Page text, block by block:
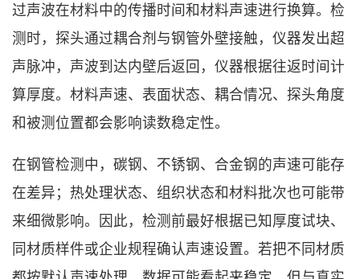
过声波在材料中的传播时间和材料声速进行换算。检
测时，探头通过耦合剂与钢管外壁接触，仪器发出超
声脉冲，声波到达内壁后返回，仪器根据往返时间计
算厚度。材料声速、表面状态、耦合情况、探头角度
和被测位置都会影响读数稳定性。
在钢管检测中，碳钢、不锈钢、合金钢的声速可能存
在差异；热处理状态、组织状态和材料批次也可能带
来细微影响。因此，检测前最好根据已知厚度试块、
同材质样件或企业规程确认声速设置。若把不同材质